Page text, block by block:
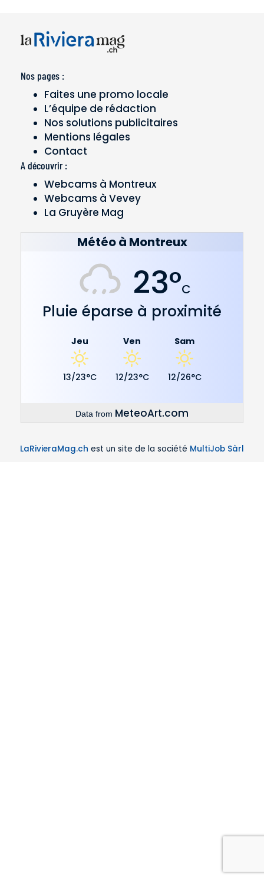
Nos pages :
Faites une promo locale
L’équipe de rédaction
Nos solutions publicitaires
Mentions légales
Contact
A découvrir :
Webcams à Montreux
Webcams à Vevey
La Gruyère Mag
Météo à Montreux
23°C
Pluie éparse à proximité
Jeu
13/23°C
Ven
12/23°C
Sam
12/26°C
Data from MeteoArt.com
LaRivieraMag.ch est un site de la société MultiJob Sàrl